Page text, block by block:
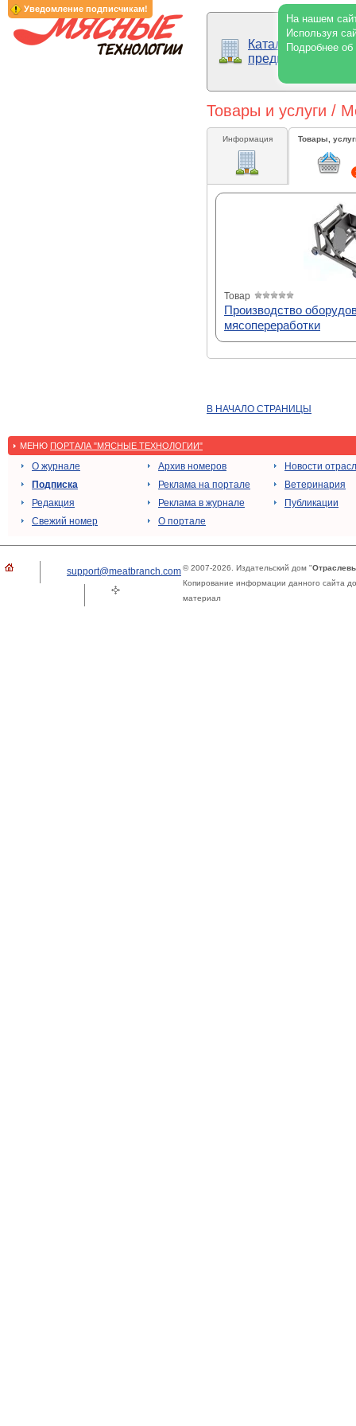
Уведомление подписчикам!
На нашем
Используя
Подробнее
Каталог
предприятий
Товары и услуги /
Информация Товары,
Товар
Производство
мясопереработки
В НАЧАЛО СТРАНИЦЫ
МЕНЮ ПОРТАЛА "МЯСНЫЕ ТЕХНОЛОГИИ"
О журнале
Подписка
Редакция
Свежий номер
Архив номеров
Реклама на портале
Реклама в журнале
О портале
Новости
Ветеринария
Публикации
support@meatbranch.com© 2007-2026. Издательский дом "
Копирование информации данного сайта
материал